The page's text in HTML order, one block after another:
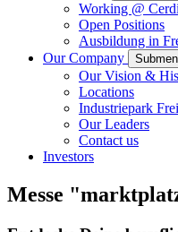
Working @
Open Positions
Ausbildung in
Our Company
Our Vision &
Locations
Industriepark
Our Leaders
Contact us
Investors
Messe